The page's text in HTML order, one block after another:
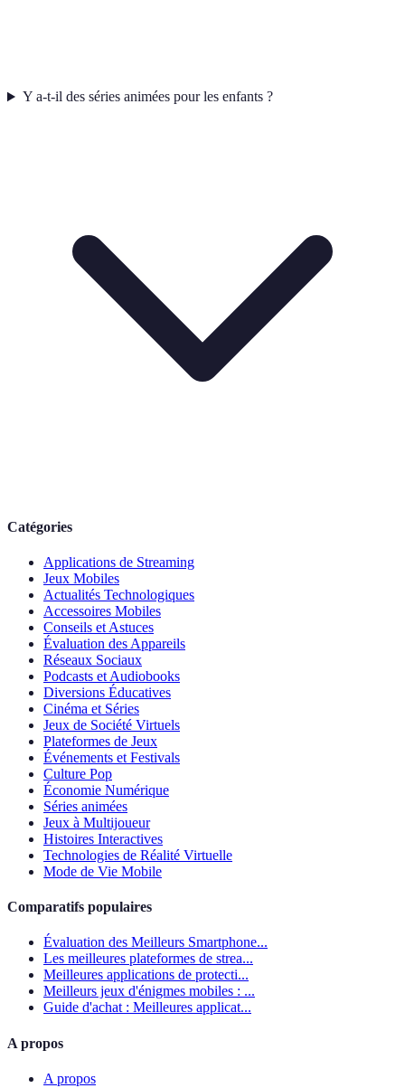
Y a-t-il des séries animées pour les enfants ?
Catégories
Applications de Streaming
Jeux Mobiles
Actualités Technologiques
Accessoires Mobiles
Conseils et Astuces
Évaluation des Appareils
Réseaux Sociaux
Podcasts et Audiobooks
Diversions Éducatives
Cinéma et Séries
Jeux de Société Virtuels
Plateformes de Jeux
Événements et Festivals
Culture Pop
Économie Numérique
Séries animées
Jeux à Multijoueur
Histoires Interactives
Technologies de Réalité Virtuelle
Mode de Vie Mobile
Comparatifs populaires
Évaluation des Meilleurs Smartphone...
Les meilleures plateformes de strea...
Meilleures applications de protecti...
Meilleurs jeux d'énigmes mobiles : ...
Guide d'achat : Meilleures applicat...
A propos
A propos